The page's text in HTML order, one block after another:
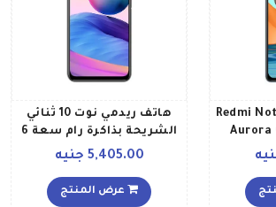
Redmi
Aurora
هاتف ريدمي نوت 10 ثنائي
الشريحة بذاكرة رام سعة 6
جيجابايت وذاكرة داخلية
تقنية 5G إصدار عالمي بلون
5,405.00 جنيه
عرض المنتج